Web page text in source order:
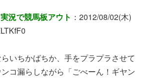
況で競馬板アウト ：2012/08/02(木)
いちかばちか、手をプラプラさせて
コ漏らしながら「ごべーん！ギヤン